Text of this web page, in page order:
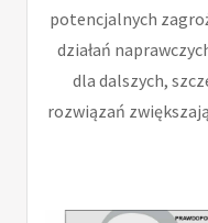
potencjalnych
działań
dla dalszych,
rozwiązań